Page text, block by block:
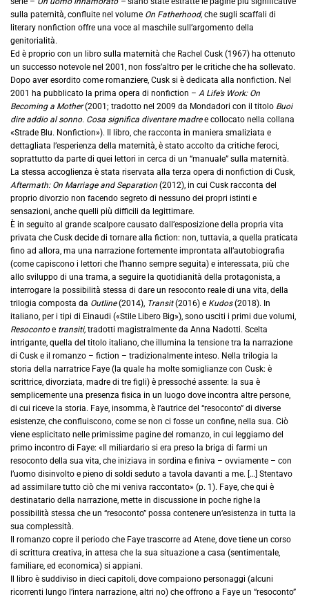
sulla paternità, confluite nel volume On Fatherhood, che sugli scaffali di
literary nonfiction offre una voce al maschile sull’argomento della
genitorialità.
Ed è proprio con un libro sulla maternità che Rachel Cusk (1967) ha ottenuto
un successo notevole nel 2001, non foss’altro per le critiche che ha sollevato.
Dopo aver esordito come romanziere, Cusk si è dedicata alla nonfiction. Nel
2001 ha pubblicato la prima opera di nonfiction – A Life’s Work: On
Becoming a Mother(2001; tradotto nel 2009 da Mondadori con il titolo Buoi
dire addio al sonno. Cosa significa diventare madree collocato nella collana
«Strade Blu. Nonfiction»). Il libro, che racconta in maniera smaliziata e
dettagliata l’esperienza della maternità, è stato accolto da critiche feroci,
soprattutto da parte di quei lettori in cerca di un “manuale” sulla maternità.
La stessa accoglienza è stata riservata alla terza opera di nonfiction di Cusk,
Aftermath: On Marriage and Separation (2012), in cui Cusk racconta del
proprio divorzio non facendo segreto di nessuno dei propri istinti e
sensazioni, anche quelli più difficili da legittimare.
È in seguito al grande scalpore causato dall’esposizione della propria vita
privata che Cusk decide di tornare alla fiction: non, tuttavia, a quella praticata
fino ad allora, ma una narrazione fortemente improntata all’autobiografia
(come capiscono i lettori che l’hanno sempre seguita) e interessata, più che
allo sviluppo di una trama, a seguire la quotidianità della protagonista, a
interrogare la possibilità stessa di dare un resoconto reale di una vita, della
trilogia composta da Outline(2014), Transit(2016) e Kudos(2018). In
italiano, per i tipi di Einaudi («Stile Libero Big»), sono usciti i primi due volumi,
Resocontoe transiti, tradotti magistralmente da Anna Nadotti. Scelta
intrigante, quella del titolo italiano, che illumina la tensione tra la narrazione
di Cusk e il romanzo – fiction – tradizionalmente inteso. Nella trilogia la
storia della narratrice Faye (la quale ha molte somiglianze con Cusk: è
scrittrice, divorziata, madre di tre figli) è pressoché assente: la sua è
semplicemente una presenza fisica in un luogo dove incontra altre persone,
di cui riceve la storia. Faye, insomma, è l’autrice del “resoconto” di diverse
esistenze, che confluiscono, come se non ci fosse un confine, nella sua. Ciò
viene esplicitato nelle primissime pagine del romanzo, in cui leggiamo del
primo incontro di Faye: «Il miliardario si era preso la briga di farmi un
resoconto della sua vita, che iniziava in sordina e finiva – ovviamente – con
l’uomo disinvolto e pieno di soldi seduto a tavola davanti a me. […] Stentavo
ad assimilare tutto ciò che mi veniva raccontato» (p. 1). Faye, che qui è
destinatario della narrazione, mette in discussione in poche righe la
possibilità stessa che un “resoconto” possa contenere un’esistenza in tutta la
sua complessità.
Il romanzo copre il periodo che Faye trascorre ad Atene, dove tiene un corso
di scrittura creativa, in attesa che la sua situazione a casa (sentimentale,
familiare, ed economica) si appiani.
Il libro è suddiviso in dieci capitoli, dove compaiono personaggi (alcuni
ricorrenti lungo l’intera narrazione, altri no) che offrono a Faye un “resoconto”